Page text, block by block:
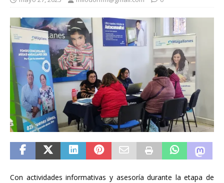
Con actividades informativas y asesoría durante la etapa de